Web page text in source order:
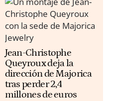
Jean-Christophe
Queyroux deja la
dirección de Majorica
tras perder 2,4
millones de euros